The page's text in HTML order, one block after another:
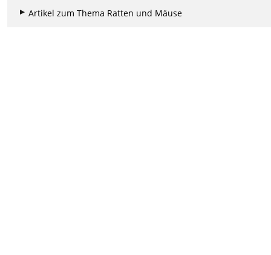
Artikel zum Thema Ratten und Mäuse